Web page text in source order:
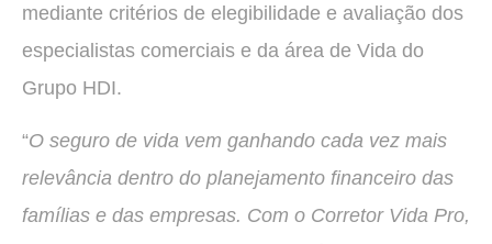
mediante critérios de elegibilidade e avaliação dos
especialistas comerciais e da área de Vida do
Grupo HDI.
“O seguro de vida vem ganhando cada vez mais
relevância dentro do planejamento financeiro das
famílias e das empresas. Com o Corretor Vida Pro,